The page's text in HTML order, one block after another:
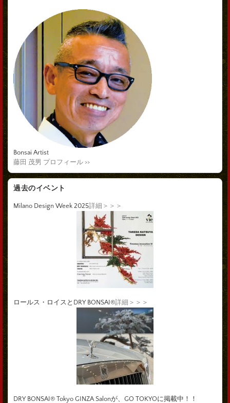
Bonsai Artist
藤田 茂男 プロフィール >>
過去のイベント
Milano Design Week 2025詳細＞＞＞
ロールス・ロイスとDRY BONSAI®詳細＞＞＞
DRY BONSAI® Tokyo GINZA Salonが、GO TOKYOに掲載中！！